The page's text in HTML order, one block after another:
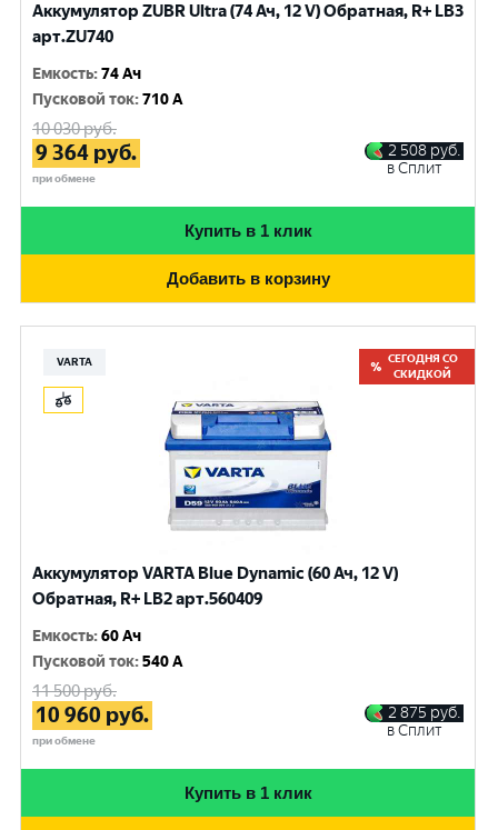
Аккумулятор ZUBR Ultra (74 Ач, 12 V) Обратная, R+ LB3
арт.ZU740
Емкость:74 Ач
Пусковой ток:710 A
10 030руб.
9 364 руб.
при обмене
2 508 руб.
в Сплит
Купить в 1 клик
Добавить в корзину
VARTA
СЕГОДНЯ СО
СКИДКОЙ
Аккумулятор VARTA Blue Dynamic (60 Ач, 12 V)
Обратная, R+ LB2 арт.560409
Емкость:60 Ач
Пусковой ток:540 A
11 500руб.
10 960 руб.
при обмене
2 875 руб.
в Сплит
Купить в 1 клик